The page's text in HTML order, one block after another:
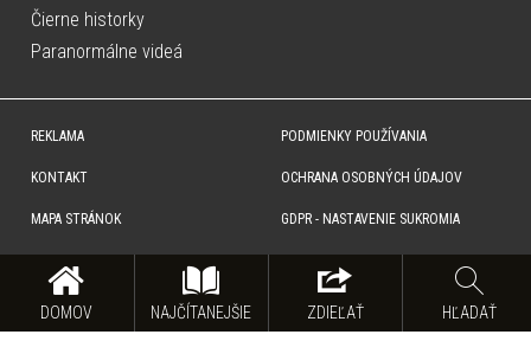
DOMOV NAJČÍTANEJŠIE ZDIEĽAŤ HĽADAŤ
Čierne historky
Paranormálne videá
REKLAMA
KONTAKT
MAPA STRÁNOK
PODMIENKY POUŽÍVANIA
OCHRANA OSOBNÝCH ÚDAJOV
GDPR - NASTAVENIE SUKROMIA
súhlas na rozmnožovanie, šírenie a na verejný prenos obsahu. Na tejto stránke môžu byť umiestnené reklamné
odkazy, alebo reklamné produkty.